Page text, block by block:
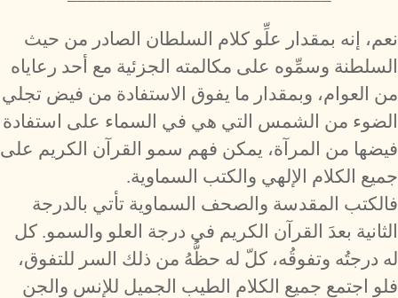
نعم، إنه بمقدار علِّو كلام السلطان الصادر من حيث
السلطنة وسمِّوه على مكالمته الجزئية مع أحد رعاياه
من العوام، وبمقدار ما يفوق الاستفادة من فيض تجلي
الضوء من الشمس التي هي في السماء على استفادة
فيضها من المرآة، يمكن فهم سمو القرآن الكريم على
جميع الكلام الإلهي والكتب السماوية.
فالكتب المقدسة والصحف السماوية تأتي بالدرجة
الثانية بعدَ القرآن الكريم في درجة العلو والسمو. كل
له درجتُه وتفوقُه، كلّ له حظُّهُ من ذلك السر للتفوق،
فلو اجتمع جميع الكلام الطيب الجميل للإنس والجن